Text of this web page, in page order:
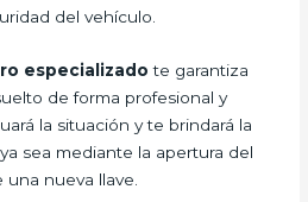
del vehículo.
especializado te garantiza
de forma profesional y
la situación y te brindará la
sea mediante la apertura del
nueva llave.